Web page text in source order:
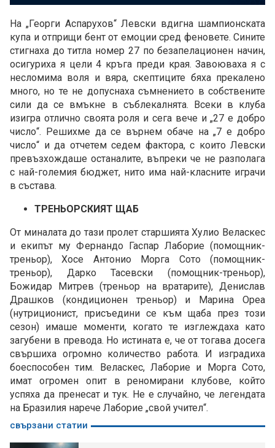
На „Георги Аспарухов“ Левски вдигна шампионската
купа и отприщи бент от емоции сред феновете. Сините
стигнаха до титла номер 27 по безапелационен начин,
осигуриха я цели 4 кръга преди края. Завоюваха я с
несломима воля и вяра, скептиците бяха прекалено
много, но те не допуснаха съмнението в собствените
сили да се вмъкне в съблекалнята. Всеки в клуба
изигра отлично своята роля и сега вече и „27 е добро
число“. Решихме да се върнем обаче на „7 е добро
число“ и да отчетем седем фактора, с които Левски
превъзхождаше останалите, въпреки че не разполага
с най-големия бюджет, нито има най-класните играчи
в състава.
ТРЕНЬОРСКИЯТ ЩАБ
От миналата до тази пролет старшията Хулио Веласкес
и екипът му Фернандо Гаспар Лаборие (помощник-
треньор), Хосе Антонио Морга Сото (помощник-
треньор), Дарко Тасевски (помощник-треньор),
Божидар Митрев (треньор на вратарите), Денислав
Драшков (кондиционен треньор) и Марина Ореа
(нутриционист, присъедини се към щаба през този
сезон) имаше моменти, когато те изглеждаха като
загубени в превода. Но истината е, че от тогава досега
свършиха огромно количество работа. И изградиха
боеспособен тим. Веласкес, Лаборие и Морга Сото,
имат огромен опит в реномирани клубове, който
успяха да пренесат и тук. Не е случайно, че легендата
на Бразилия нарече Лаборие „свой учител“.
свързани статии